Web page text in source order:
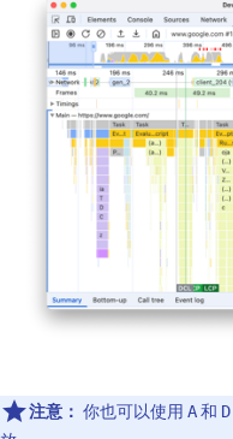
注意： 你也可以使用 A和 D